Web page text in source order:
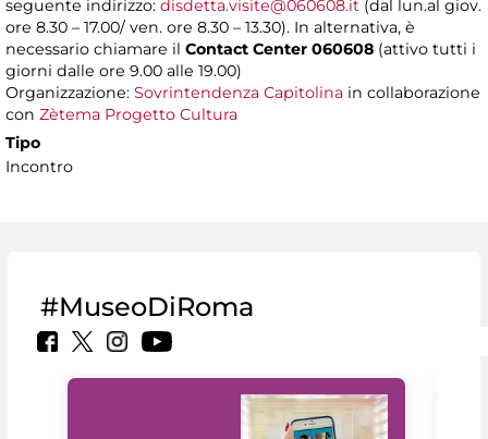
seguente indirizzo: disdetta.visite@060608.it (dal lun.al giov.
ore 8.30 – 17.00/ ven. ore 8.30 – 13.30). In alternativa, è
necessario chiamare il Contact Center 060608 (attivo tutti i
giorni dalle ore 9.00 alle 19.00)
Organizzazione: Sovrintendenza Capitolina in collaborazione
con Zètema Progetto Cultura
Tipo
Incontro
#MuseoDiRoma